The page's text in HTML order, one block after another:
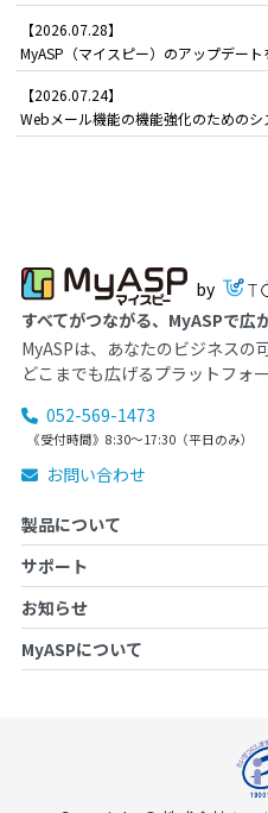
【2026.07.28】
MyASP（マイスピー）のアップデート
【2026.07.24】
Webメール機能の機能強化のための
by
すべてがつながる、MyASPで広
MyASPは、あなたのビジネスの
どこまでも広げるプラットフォー
052-569-1473
《受付時間》8:30～17:30（平日のみ）
お問い合わせ
製品について
サポート
お知らせ
MyASPについて